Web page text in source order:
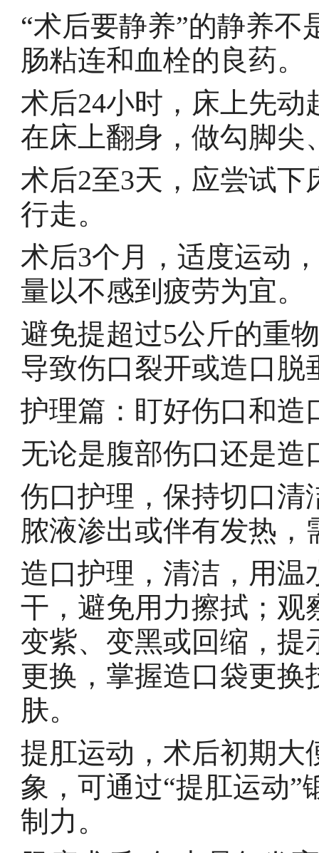
“术后要静养”的静养
肠粘连和血栓的良药。
术后24小时，床上先
在床上翻身，做勾脚尖
术后2至3天，应尝试
行走。
术后3个月，适度运动
量以不感到疲劳为宜。
避免提超过5公斤的重
导致伤口裂开或造口脱
护理篇：盯好伤口和造
无论是腹部伤口还是
伤口护理，保持切口清
脓液渗出或伴有发热，
造口护理，清洁，用温
干，避免用力擦拭；观
变紫、变黑或回缩，提
更换，掌握造口袋更
肤。
提肛运动，术后初期大
象，可通过“提肛运动
制力。